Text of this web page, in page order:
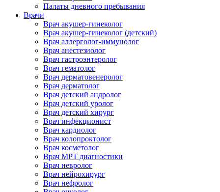
Палаты дневного пребывания
Врачи
Врач акушер-гинеколог
Врач акушер-гинеколог (детский)
Врач аллерголог-иммунолог
Врач анестезиолог
Врач гастроэнтеролог
Врач гематолог
Врач дерматовенеролог
Врач дерматолог
Врач детский андролог
Врач детский уролог
Врач детский хирург
Врач инфекционист
Врач кардиолог
Врач колопроктолог
Врач косметолог
Врач МРТ диагностики
Врач невролог
Врач нейрохирург
Врач нефролог